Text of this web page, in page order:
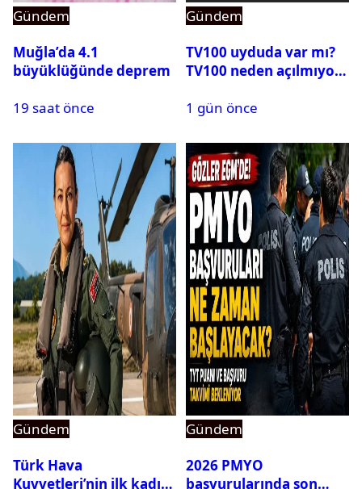
Gündem
Muğla’da 4.1
büyüklüğünde deprem
19 saat önce
Gündem
TV100 uyduda var mı?
TV100 neden açılmıyor?
1 gün önce
Gündem
Türk Hava
Kuvvetleri’nin ilk kadın
Gündem
2026 PMYO
başvurularında son